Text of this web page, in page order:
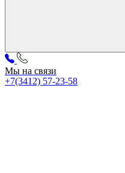
Мы на связи
+7(3412) 57-23-58